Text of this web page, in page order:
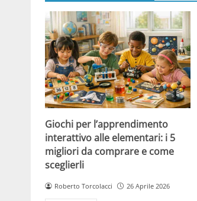
Giochi per l’apprendimento
interattivo alle elementari: i 5
migliori da comprare e come
sceglierli
Roberto Torcolacci 26 Aprile 2026